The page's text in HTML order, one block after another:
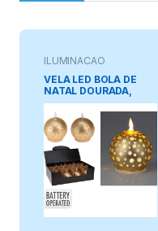
ILUMINAÇAO
ORNAMENTAL
VELA LED BOLA DE
NATAL DOURADA,
BRANCO QUENTE, 2
MODELOS COM
MOTIVOS DE NATAL